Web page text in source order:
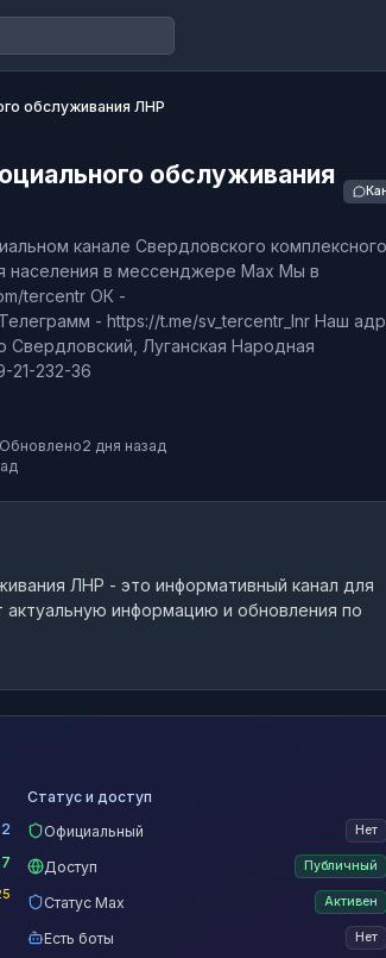
обслуживания ЛНР
обслуживания
канале Свердловского комплексного
населения в мессенджере Max Мы в
tercentr ОК -
- https://t.me/sv_tercentr_lnr Наш
Свердловский, Луганская Народная
21-232-36
Обновлено2 дня назад
ЛНР - это информативный канал для
актуальную информацию и обновления по
Статус и доступ
Официальный
Нет
Доступ Публичный
Статус Max Активен
Есть боты Нет